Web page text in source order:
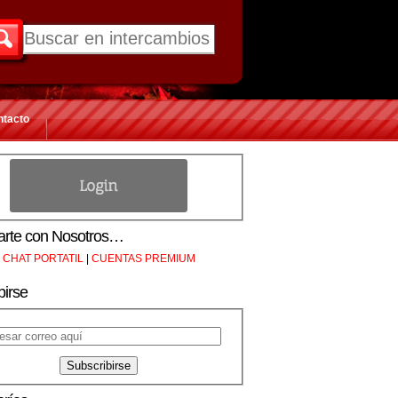
con Nosotros…
CHAT PORTATIL | CUENTAS PREMIUM